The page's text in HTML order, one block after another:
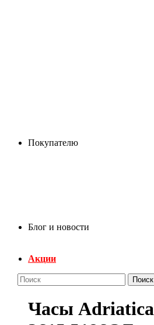
Покупателю
Блог и новости
Акции
Поиск
Часы